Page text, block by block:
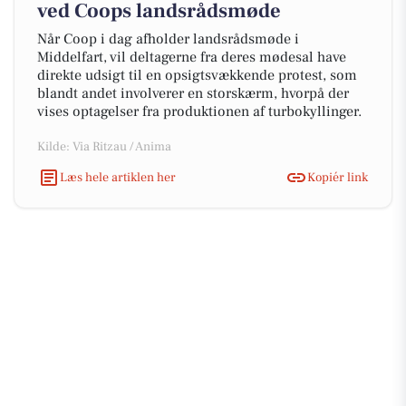
ved Coops landsrådsmøde
Når Coop i dag afholder landsrådsmøde i
Middelfart, vil deltagerne fra deres mødesal have
direkte udsigt til en opsigtsvækkende protest, som
blandt andet involverer en storskærm, hvorpå der
vises optagelser fra produktionen af turbokyllinger.
Kilde: Via Ritzau / Anima
Læs hele artiklen her
Kopiér link